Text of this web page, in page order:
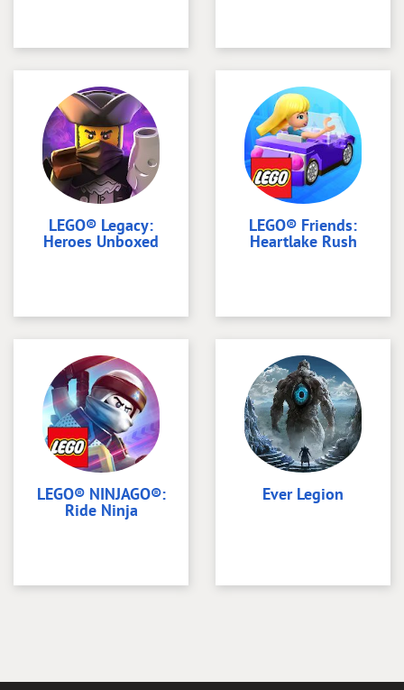
LEGO® Legacy:
Heroes Unboxed
LEGO® Friends:
Heartlake Rush
LEGO® NINJAGO®:
Ride Ninja
Ever Legion